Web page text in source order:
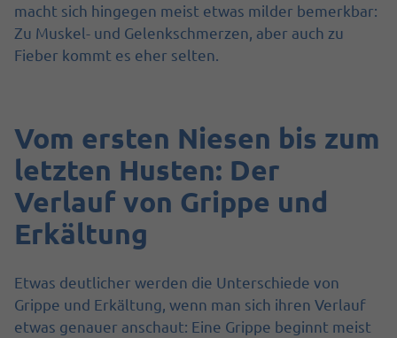
macht sich hingegen meist etwas milder bemerkbar:
Zu Muskel- und Gelenkschmerzen, aber auch zu
Fieber kommt es eher selten.
Vom ersten Niesen bis zum
letzten Husten: Der
Verlauf von Grippe und
Erkältung
Etwas deutlicher werden die Unterschiede von
Grippe und Erkältung, wenn man sich ihren Verlauf
etwas genauer anschaut: Eine Grippe beginnt meist